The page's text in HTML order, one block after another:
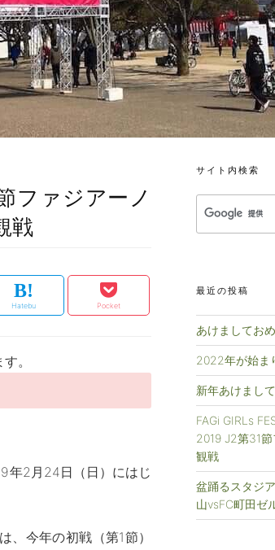
ファジアーノ
戦
Hatebu Pocket
。
年2月24日（日）にはじ
今年の初戦（第1節）
サイト内検索
最近の投稿
あけましてお
2022年が始ま
新年あけまし
FAGi GIRLs
2019 J2第31
観戦
盆踊るスタジ
山vsFC町田ゼ